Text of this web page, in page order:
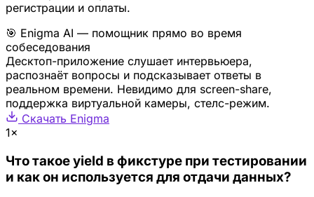
регистрации и оплаты.
🎯 Enigma AI — помощник прямо во время
собеседования
Десктоп-приложение слушает интервьюера,
распознаёт вопросы и подсказывает ответы в
реальном времени. Невидимо для screen-share,
поддержка виртуальной камеры, стелс-режим.
Скачать Enigma
1×
Что такое yield в фикстуре при тестировании
и как он используется для отдачи данных?